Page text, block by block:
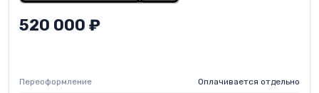
520 000 ₽
Переоформление Оплачивается отдельно